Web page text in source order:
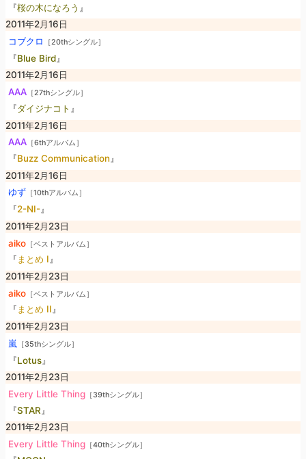
『桜の木になろう 』
2011年2月16日
コブクロ
［20thシングル］
『Blue Bird』
2011年2月16日
AAA ［27thシングル］
『ダイジナコト 』
2011年2月16日
AAA ［6thアルバム］
『Buzz Communication 』
2011年2月16日
ゆず ［10thアルバム］
『2-NI-』
2011年2月23日
aiko ［ベストアルバム］
『まとめ I』
2011年2月23日
aiko ［ベストアルバム］
『まとめ II』
2011年2月23日
嵐
［35thシングル］
『Lotus』
2011年2月23日
Every Little Thing ［39thシングル］
『STAR 』
2011年2月23日
Every Little Thing ［40thシングル］